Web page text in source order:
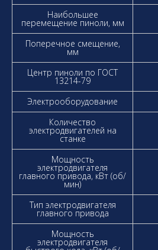
Наибольшее
перемещение пиноли, мм
Поперечное смещение,
мм
Центр пиноли по ГОСТ
13214-79
Электрооборудование
Количество
электродвигателей на
станке
Мощность
электродвигателя
главного привода, кВт (об/
мин)
Тип электродвигателя
главного привода
Мощность
электродвигателя